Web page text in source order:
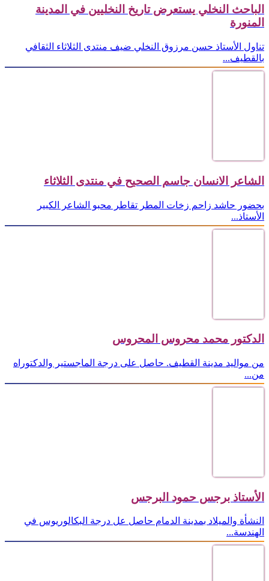
الباحث النخلي يستعرض تاريخ النخليين في المدينة
المنورة
تناول الأستاذ حسن مرزوق النخلي ضيف منتدى الثلاثاء الثقافي
بالقطيف...
الشاعر الانسان جاسم الصحيح في منتدى الثلاثاء
بحضور حاشد زاحم زخات المطر تقاطر محبو الشاعر الكبير
الأستاذ...
الدكتور محمد محروس المحروس
من مواليد مدينة القطيف. حاصل على درجة الماجستير والدكتوراه
من...
الأستاذ برجس حمود البرجس
النشأة والميلاد بمدينة الدمام حاصل عل درجة البكالوريوس في
الهندسة...